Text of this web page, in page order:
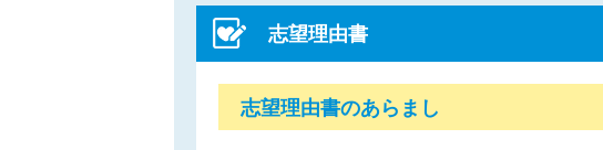
志望理由書
志望理由書のあらまし